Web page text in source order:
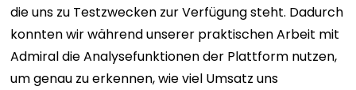
die uns zu Testzwecken zur Verfügung steht. Dadurch
konnten wir während unserer praktischen Arbeit mit
Admiral die Analysefunktionen der Plattform nutzen,
um genau zu erkennen, wie viel Umsatz uns